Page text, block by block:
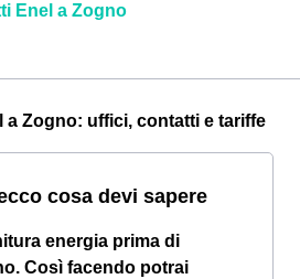
Enel a Zogno
a Zogno: uffici, contatti e tariffe
cosa devi sapere
energia prima di
Così facendo potrai